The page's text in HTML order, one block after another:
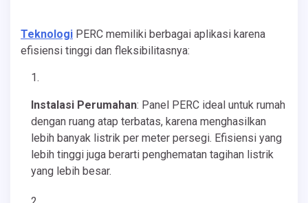
Teknologi PERC memiliki berbagai aplikasi karena
efisiensi tinggi dan fleksibilitasnya:
Instalasi Perumahan: Panel PERC ideal untuk rumah
dengan ruang atap terbatas, karena menghasilkan
lebih banyak listrik per meter persegi. Efisiensi yang
lebih tinggi juga berarti penghematan tagihan listrik
yang lebih besar.